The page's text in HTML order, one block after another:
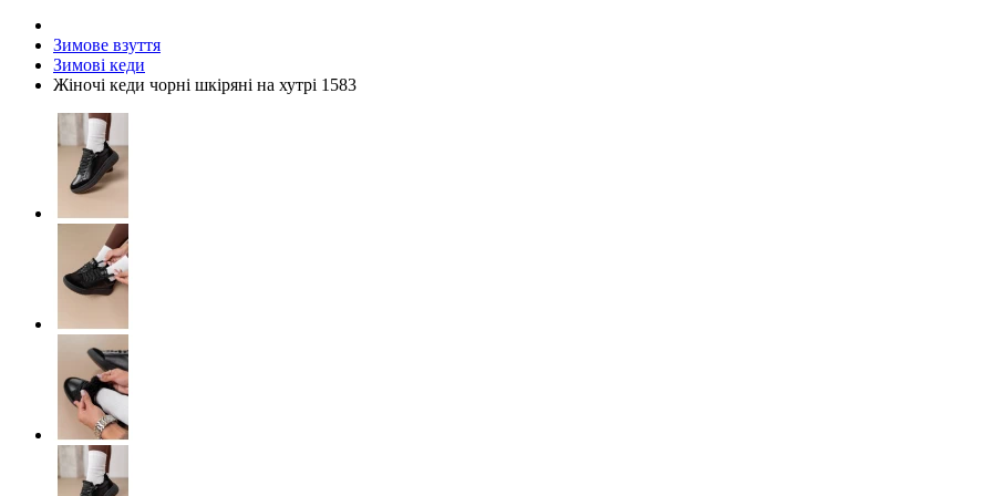
Зимове взуття
Зимові кеди
Жіночі кеди чорні шкіряні на хутрі 1583